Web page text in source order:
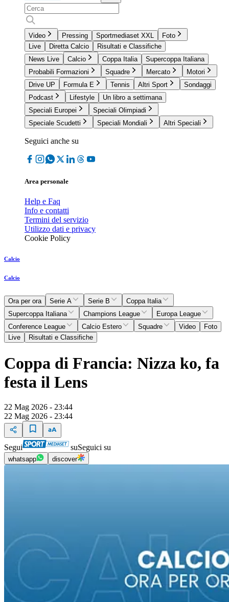
Video Pressing Sportmediaset XXL
Foto
Live
Diretta Calcio
Risultati e Classifiche
News Live
Calcio Coppa Italia
Supercoppa Italiana
Probabili Formazioni
Squadre Mercato
Motori
Drive UP
Formula E Tennis Altri Sport
Sondaggi
Podcast
Lifestyle
Un libro a settimana
Speciali Europei
Speciali Olimpiadi
Speciale Scudetti
Speciali Mondiali Altri Speciali
Seguici anche su
Area personale
Help e Faq
Info e contatti
Termini del servizio
Utilizzo dati e privacy
Cookie Policy
Calcio
Calcio
Ora per ora Serie A Serie B
Coppa Italia
Supercoppa Italiana
Champions League
Europa League
Conference League
Calcio Estero Squadre Video
Foto
Live
Risultati e Classifiche
Coppa di Francia: Nizza ko, fa
festa il Lens
22 Mag 2026 - 23:44
22 Mag 2026 - 23:44
Segui suSeguici su
whatsapp discover